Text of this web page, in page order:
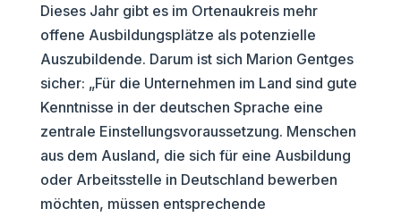
Dieses Jahr gibt es im Ortenaukreis mehr
offene Ausbildungsplätze als potenzielle
Auszubildende. Darum ist sich Marion Gentges
sicher: „Für die Unternehmen im Land sind gute
Kenntnisse in der deutschen Sprache eine
zentrale Einstellungsvoraussetzung. Menschen
aus dem Ausland, die sich für eine Ausbildung
oder Arbeitsstelle in Deutschland bewerben
möchten, müssen entsprechende